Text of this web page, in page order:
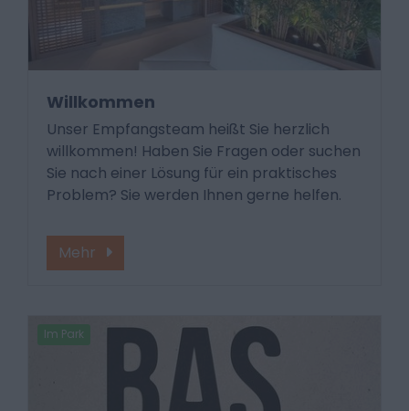
Willkommen
Unser Empfangsteam heißt Sie herzlich
willkommen! Haben Sie Fragen oder suchen
Sie nach einer Lösung für ein praktisches
Problem? Sie werden Ihnen gerne helfen.
Mehr
Im Park